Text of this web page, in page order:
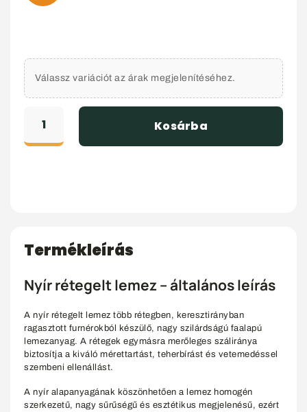
Válassz variációt az árak megjelenítéséhez.
Kosárba
Termékleírás
Nyír rétegelt lemez – általános leírás
A nyír rétegelt lemez több rétegben, keresztirányban
ragasztott furnérokból készülő, nagy szilárdságú faalapú
lemezanyag. A rétegek egymásra merőleges száliránya
biztosítja a kiváló mérettartást, teherbírást és vetemedéssel
szembeni ellenállást.
A nyír alapanyagának köszönhetően a lemez homogén
szerkezetű, nagy sűrűségű és esztétikus megjelenésű, ezért